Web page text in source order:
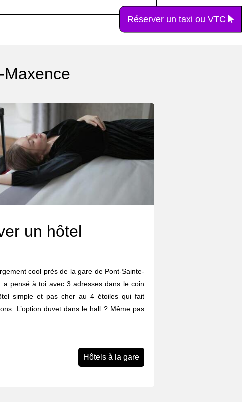
un hôtel
cool près de la gare de Pont-Sainte-
a pensé à toi avec 3 adresses dans le coin
simple et pas cher au 4 étoiles qui fait
L’option duvet dans le hall ? Même pas
Hôtels à la gare
Réserver un taxi ou VTC